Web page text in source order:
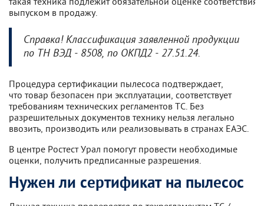
выпуском в продажу.
Справка! Классификация заявленной продукции
по ТН ВЭД - 8508, по ОКПД2 - 27.51.24.
Процедура сертификации пылесоса подтверждает,
что товар безопасен при эксплуатации, соответствует
требованиям технических регламентов ТС. Без
разрешительных документов технику нельзя легально
ввозить, производить или реализовывать в странах ЕАЭС.
В центре Ростест Урал помогут провести необходимые
оценки, получить предписанные разрешения.
Нужен ли сертификат на пылесос